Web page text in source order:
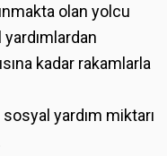
olan yolcu
kadar rakamlarla
yardım miktarı